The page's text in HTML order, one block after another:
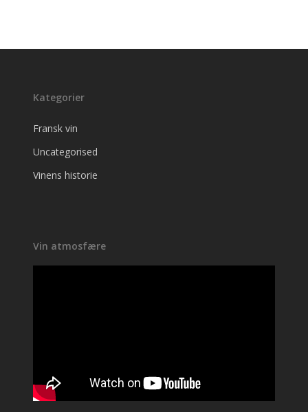
Kategorier
Fransk vin
Uncategorised
Vinens historie
Vin atmosfære